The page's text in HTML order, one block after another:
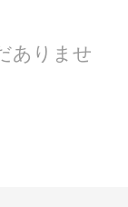
ありませ